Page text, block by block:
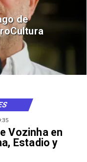
de
Vozinha en
Estadio y